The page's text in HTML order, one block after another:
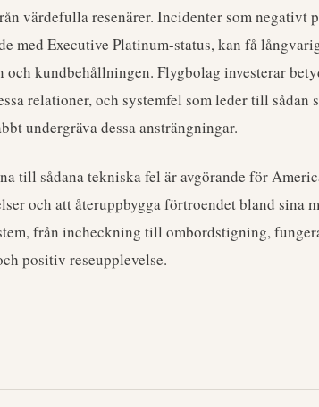
värdefulla resenärer. Incidenter som negativt
med Executive Platinum-status, kan få
kundbehållningen. Flygbolag investerar
relationer, och systemfel som leder till sådan
undergräva dessa ansträngningar.
till sådana tekniska fel är avgörande för
och att återuppbygga förtroendet bland sina
från incheckning till ombordstigning,
positiv reseupplevelse.